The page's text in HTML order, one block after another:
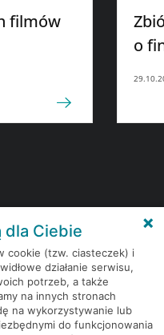
filmów
o
które
finansowego.
dla Ciebie
cookie (tzw. ciasteczek) i
działanie serwisu,
potrzeb, a także
na innych stronach
na wykorzystywanie lub
do funkcjonowania